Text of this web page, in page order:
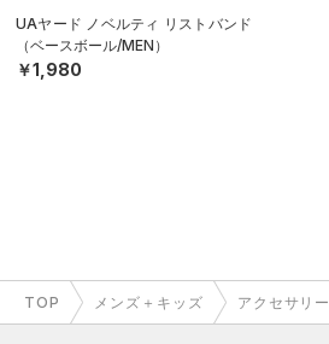
UAヤード ノベルティ リストバンド
（ベースボール/MEN）
￥1,980
TOP メンズ＋キッズ アクセサリー